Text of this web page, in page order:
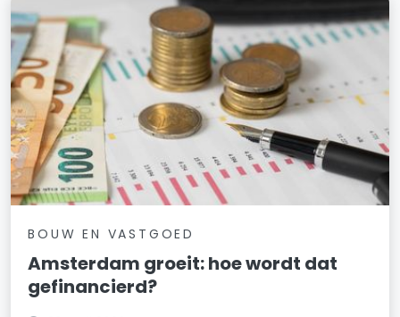
BOUW EN VASTGOED
Amsterdam groeit: hoe wordt dat
gefinancierd?